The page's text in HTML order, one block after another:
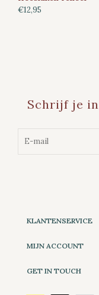
€12,95
Schrijf je
KLANTENSERVICE
MIJN ACCOUNT
GET IN TOUCH